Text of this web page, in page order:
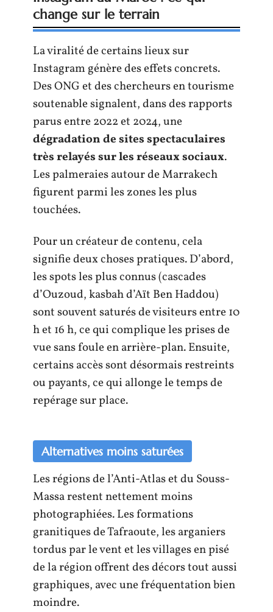
change sur le terrain
La viralité de certains lieux sur
Instagram génère des effets concrets.
Des ONG et des chercheurs en tourisme
soutenable signalent, dans des rapports
parus entre 2022 et 2024, une
dégradation de sites spectaculaires
très relayés sur les réseaux sociaux.
Les palmeraies autour de Marrakech
figurent parmi les zones les plus
touchées.
Pour un créateur de contenu, cela
signifie deux choses pratiques. D’abord,
les spots les plus connus (cascades
d’Ouzoud, kasbah d’Aït Ben Haddou)
sont souvent saturés de visiteurs entre 10
h et 16 h, ce qui complique les prises de
vue sans foule en arrière-plan. Ensuite,
certains accès sont désormais restreints
ou payants, ce qui allonge le temps de
repérage sur place.
Alternatives moins saturées
Les régions de l’Anti-Atlas et du Souss-
Massa restent nettement moins
photographiées. Les formations
granitiques de Tafraoute, les arganiers
tordus par le vent et les villages en pisé
de la région offrent des décors tout aussi
graphiques, avec une fréquentation bien
moindre.